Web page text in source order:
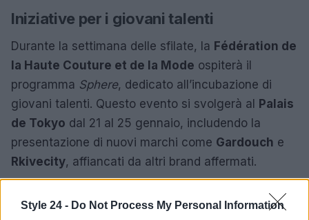
Style 24 - Do Not Process My Personal Information
Iniziative per i giovani talenti
Durante la settimana delle sfilate, la Fédération de
la Haute Couture et de la Mode ospiterà il
programma Sphere, dedicato all’incubazione di
giovani talenti. Questo evento si svolgerà al Palais
de Tokyo dal 21 al 25 gennaio, includendo la
presentazione di nuovi marchi come Gardouch e
Rkivecity, affiancati da altri brand affermati.
Parigi si prepara a diventare il palcoscenico della
moda maschile per il 2026. L’evento, caratterizzato